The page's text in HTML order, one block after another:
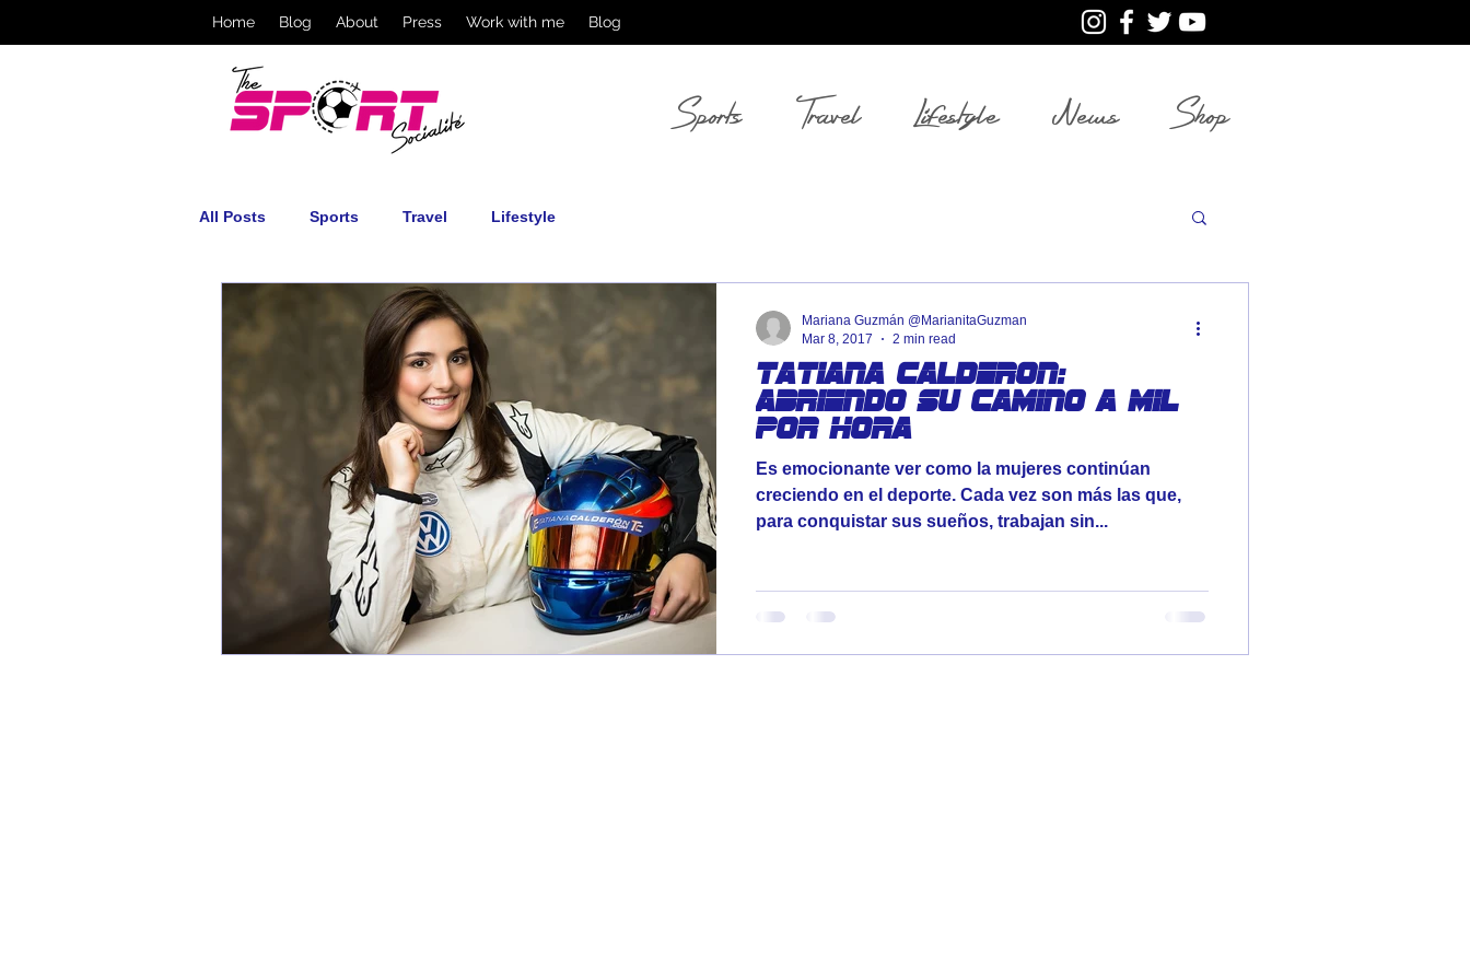
Home Blog About Press Work with me Blog
Sports Travel Lifestyle News Shop
All Posts Sports Travel Lifestyle
Tatiana Calderon:
Abriendo su camino a mil
por hora
Es emocionante ver como la mujeres continúan
creciendo en el deporte. Cada vez son más las que,
para conquistar sus sueños, trabajan sin...
Mariana Guzmán @MarianitaGuzman
Mar 8, 2017
2 min read